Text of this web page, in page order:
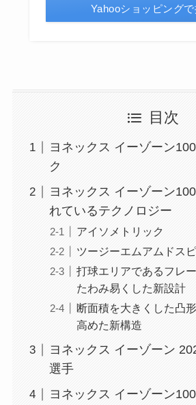
Yahooショッピングで
目次
ヨネックス イーゾーン
ク
ヨネックス イーゾーン
れているテクノロジー
アイソメトリック
ツージーエムアムドス
打球エリアであるフレ
たわみ易くした新設計
断面積を大きくした凸
高めた新構造
ヨネックス イーゾーン
選手
ヨネックス イーゾーン